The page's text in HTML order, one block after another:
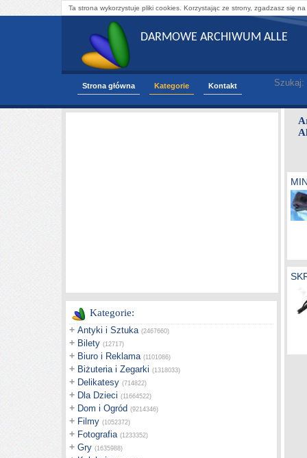
Ta strona wykorzystuje pliki cookies. Korzystając ze strony, zgadzasz się
DARMOWE ARCHIWUM ALLE
Strona główna Kategorie Kontakt Szukaj:
Kategorie:
+ Antyki i Sztuka (2467660)
+ Bilety (12717)
+ Biuro i Reklama (1101086)
+ Biżuteria i Zegarki (1318033)
+ Delikatesy (714822)
+ Dla Dzieci (11664522)
+ Dom i Ogród (9214346)
+ Filmy (1052372)
+ Fotografia (1233352)
+ Gry (1635988)